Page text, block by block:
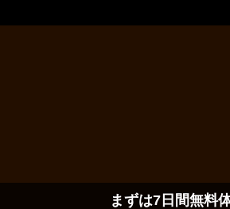
まずは7日間無料